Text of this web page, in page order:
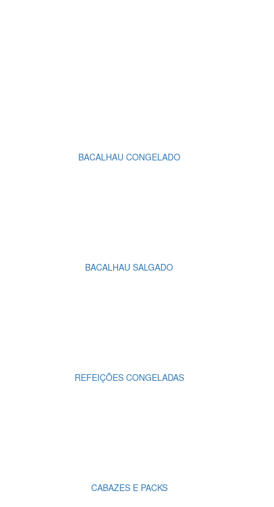
BACALHAU CONGELADO
BACALHAU SALGADO
REFEIÇÕES CONGELADAS
CABAZES E PACKS